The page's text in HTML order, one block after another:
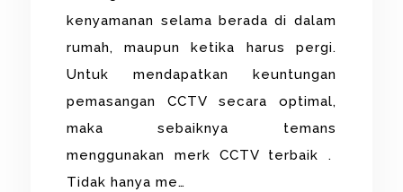
kenyamanan selama berada di dalam
rumah, maupun ketika harus pergi.
Untuk mendapatkan keuntungan
pemasangan CCTV secara optimal,
maka sebaiknya temans
menggunakan merk CCTV terbaik .
Tidak hanya me…